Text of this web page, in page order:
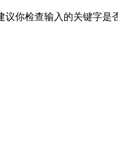
议你检查输入的关键字是